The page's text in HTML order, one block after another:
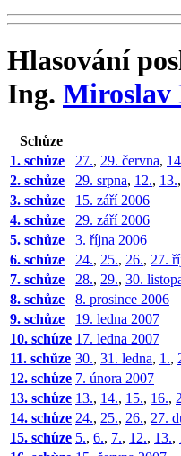
Hlasování
Ing. Miroslav
Schůze
1. schůze
27., 29. června,
2. schůze
29. srpna, 12., 13.,
3. schůze
15. září 2006
4. schůze
29. září 2006
5. schůze
3. října 2006
6. schůze
24., 25., 26., 27.
7. schůze
28., 29., 30.
8. schůze
8. prosince 2006
9. schůze
19. ledna 2007
10. schůze 17. ledna 2007
11. schůze 30., 31. ledna, 1.,
12. schůze 7. února 2007
13. schůze 13., 14., 15., 16.,
14. schůze 24., 25., 26., 27.
15. schůze 5., 6., 7., 12., 13.,